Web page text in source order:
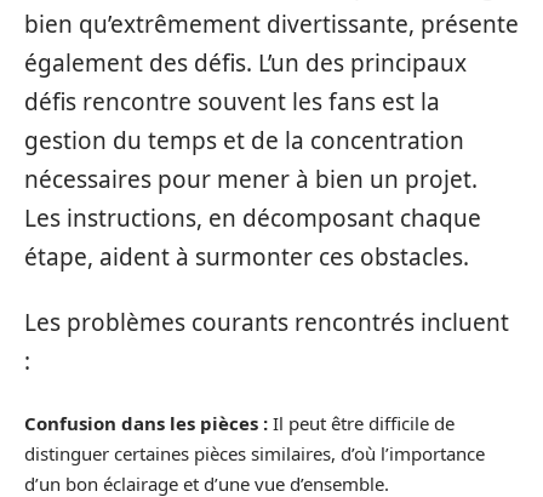
bien qu’extrêmement divertissante, présente
également des défis. L’un des principaux
défis rencontre souvent les fans est la
gestion du temps et de la concentration
nécessaires pour mener à bien un projet.
Les instructions, en décomposant chaque
étape, aident à surmonter ces obstacles.
Les problèmes courants rencontrés incluent
:
Confusion dans les pièces : Il peut être difficile de
distinguer certaines pièces similaires, d’où l’importance
d’un bon éclairage et d’une vue d’ensemble.